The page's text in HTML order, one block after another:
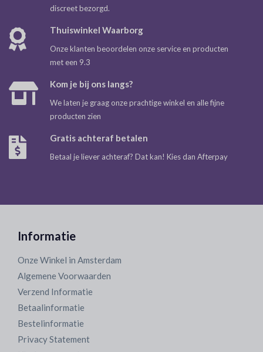
discreet bezorgd.
Thuiswinkel Waarborg
Onze klanten beoordelen onze service en producten
met een 9.3
Kom je bij ons langs?
We laten je graag onze prachtige winkel en alle fijne
producten zien
Gratis achteraf betalen
Betaal je liever achteraf? Dat kan! Kies dan Afterpay
Informatie
Onze Winkel in Amsterdam
Algemene Voorwaarden
Verzend Informatie
Betaalinformatie
Bestelinformatie
Privacy Statement